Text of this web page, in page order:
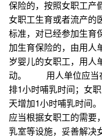
保险的，按照女职工
女职工生育或者流产的
标准，对已经参加生育
加生育保险的，由用
岁婴儿的女职工，用人
动。 用人单位应当在
排1小时哺乳时间；女
天增加1小时哺乳时
应当根据女职工的需要
乳室等设施，妥善解决